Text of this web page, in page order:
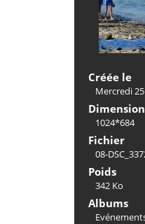
Créée le
Mercredi
1024*684
Fichier
08-
Poids
342 Ko
Albums